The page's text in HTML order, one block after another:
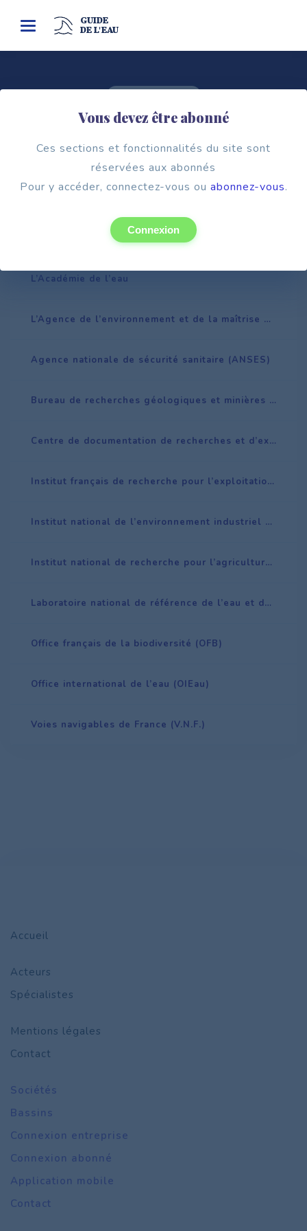
Vous devez être abonné
Ces sections et fonctionnalités du site sont
réservées aux abonnés
Pour y accéder, connectez-vous ou abonnez-vous.
Connexion
Toggle
GUIDE
DE L'EAU
ÉTABLISSEMENTS PUBLICS DE
L'ÉTAT AYANT UNE MISSION DE
SERVICE PUBLIC EN MATIÈRE D'EAU
L’Académie de l’eau
L’Agence de l’environnement et de la maîtrise de l’énergie (ADEME)
Agence nationale de sécurité sanitaire (ANSES)
Bureau de recherches géologiques et minières (BRGM)
Centre de documentation de recherches et d’expérimentations sur les pollutions accidentelles des eaux (Cedre)
Institut français de recherche pour l’exploitation de la mer (IFREMER)
Institut national de l’environnement industriel et des risques (INERIS)
Institut national de recherche pour l’agriculture, l’alimentation et l’environnement (INRAE)
Laboratoire national de référence de l’eau et des milieux aquatiques - Aquaref
Office français de la biodiversité (OFB)
Office international de l’eau (OIEau)
Voies navigables de France (V.N.F.)
Accueil
Acteurs
Spécialistes
Mentions légales
Contact
Sociétés
Bassins
Connexion entreprise
Connexion abonné
Application mobile
Contact